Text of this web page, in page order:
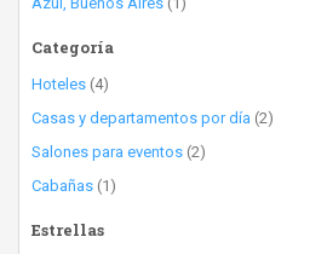
Categoría
Hoteles (4)
Casas y departamentos por día (2)
Salones para eventos (2)
Cabañas (1)
Estrellas